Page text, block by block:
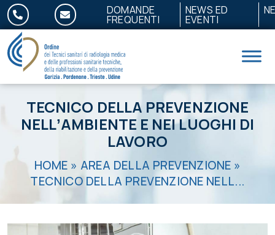
Salta al contenuto DOMANDE
FREQUENTI
NEWS ED
EVENTI
TECNICO DELLA PREVENZIONE
NELLʼAMBIENTE E NEI LUOGHI DI
LAVORO
HOME » AREA DELLA PREVENZIONE »
TECNICO DELLA PREVENZIONE NELL...